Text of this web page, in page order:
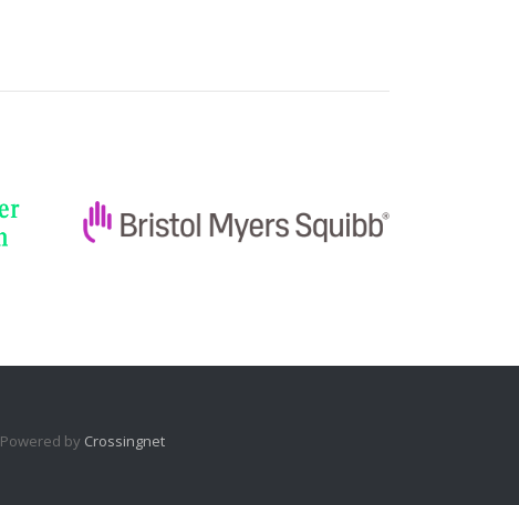
Powered by Crossingnet